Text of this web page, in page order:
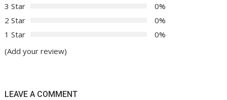
3 Star
0%
2 Star
0%
1 Star
0%
(Add your review)
LEAVE A COMMENT